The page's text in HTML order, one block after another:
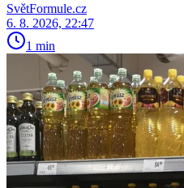
SvětFormule.cz
6. 8. 2026, 22:47
1 min